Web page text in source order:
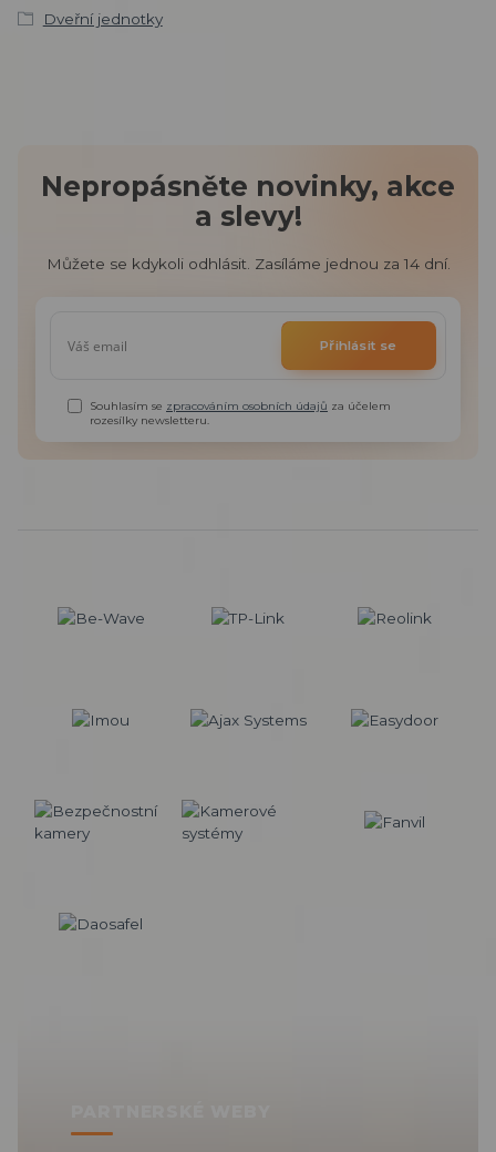
Dveřní jednotky
Nepropásněte novinky, akce
a slevy!
Můžete se kdykoli odhlásit. Zasíláme jednou za 14 dní.
Přihlásit se
Souhlasím se zpracováním osobních údajů za účelem
rozesílky newsletteru.